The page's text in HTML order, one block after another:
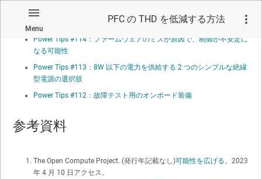
Menu
PFC の THD を低減する方法
Power Tips #115：GaN スイッチ統合により PFC で低 THD と高効率
Power Tips #114：ファームウェアのミスが原因で、制御が不安定に
なる可能性
Power Tips #113：8W 以下の電力を供給する 2 つのシンプルな絶縁
型電源の選択肢
Power Tips #112：故障テスト用のオンボード装備
参考資料
The Open Compute Project. (発行年記載なし)可能性を広げる 。2023
年 4 月 10 日アクセス。